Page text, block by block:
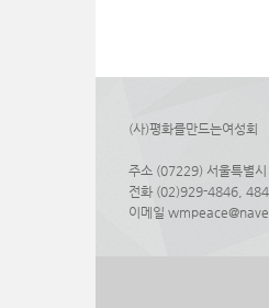
(사)평화를만드는여성회
주소 (07229) 서울특별
전화 (02)929-4846,
이메일